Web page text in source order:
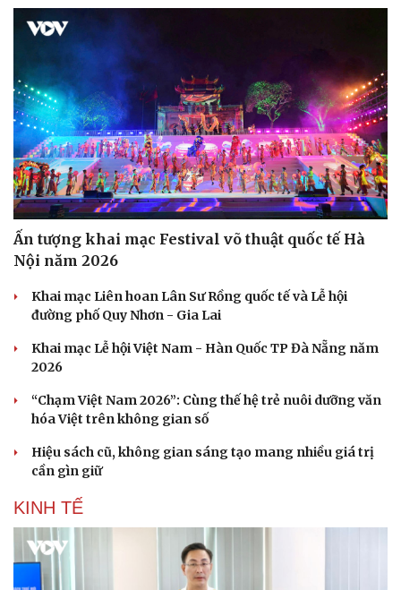
Ấn tượng khai mạc Festival võ thuật quốc tế Hà
Nội năm 2026
Khai mạc Liên hoan Lân Sư Rồng quốc tế và Lễ hội
đường phố Quy Nhơn - Gia Lai
Khai mạc Lễ hội Việt Nam - Hàn Quốc TP Đà Nẵng năm
2026
“Chạm Việt Nam 2026”: Cùng thế hệ trẻ nuôi dưỡng văn
hóa Việt trên không gian số
Hiệu sách cũ, không gian sáng tạo mang nhiều giá trị
cần gìn giữ
KINH TẾ